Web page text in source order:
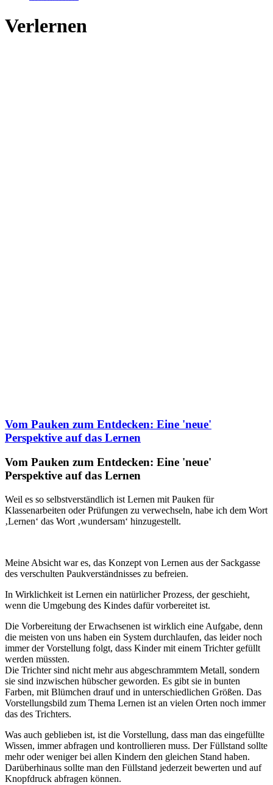
Verlernen
Vom Pauken zum Entdecken: Eine 'neue'
Perspektive auf das Lernen
Vom Pauken zum Entdecken: Eine 'neue'
Perspektive auf das Lernen
Weil es so selbstverständlich ist Lernen mit Pauken für
Klassenarbeiten oder Prüfungen zu verwechseln, habe ich dem Wort
‚Lernen‘ das Wort ‚wundersam‘ hinzugestellt.
Meine Absicht war es, das Konzept von Lernen aus der Sackgasse
des verschulten Paukverständnisses zu befreien.
In Wirklichkeit ist Lernen ein natürlicher Prozess, der geschieht,
wenn die Umgebung des Kindes dafür vorbereitet ist.
Die Vorbereitung der Erwachsenen ist wirklich eine Aufgabe, denn
die meisten von uns haben ein System durchlaufen, das leider noch
immer der Vorstellung folgt, dass Kinder mit einem Trichter gefüllt
werden müssten.
Die Trichter sind nicht mehr aus abgeschrammtem Metall, sondern
sie sind inzwischen hübscher geworden. Es gibt sie in bunten
Farben, mit Blümchen drauf und in unterschiedlichen Größen. Das
Vorstellungsbild zum Thema Lernen ist an vielen Orten noch immer
das des Trichters.
Was auch geblieben ist, ist die Vorstellung, dass man das eingefüllte
Wissen, immer abfragen und kontrollieren muss. Der Füllstand sollte
mehr oder weniger bei allen Kindern den gleichen Stand haben.
Darüberhinaus sollte man den Füllstand jederzeit bewerten und auf
Knopfdruck abfragen können.